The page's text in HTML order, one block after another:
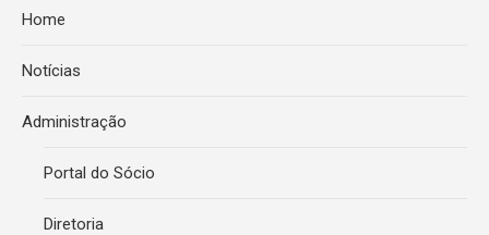
Home
Notícias
Administração
Portal do Sócio
Diretoria